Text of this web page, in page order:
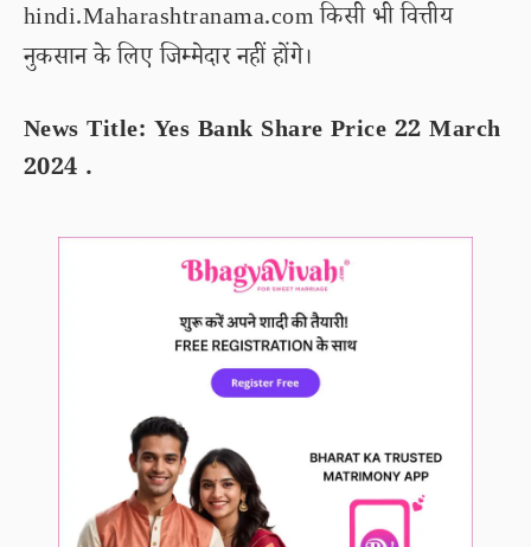
hindi.Maharashtranama.com किसी भी वित्तीय
नुकसान के लिए जिम्मेदार नहीं होंगे।
News Title: Yes Bank Share Price 22 March
2024 .